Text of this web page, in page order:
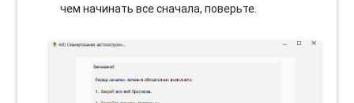
чем начинать все сначала, поверьте.